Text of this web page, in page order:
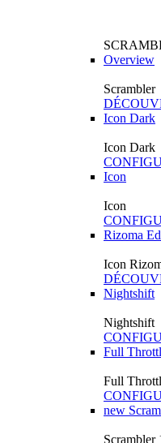
Overview
Scrambler
Icon Dark
Icon Dark
Icon
Icon
Rizoma
Icon
Nightshift
Nightshift
Full
Full
new
Scrambler